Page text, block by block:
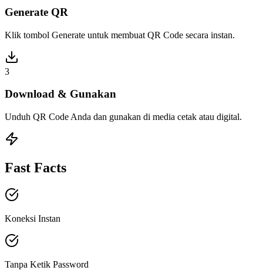
Generate QR
Klik tombol Generate untuk membuat QR Code secara instan.
3
Download & Gunakan
Unduh QR Code Anda dan gunakan di media cetak atau digital.
Fast Facts
Koneksi Instan
Tanpa Ketik Password